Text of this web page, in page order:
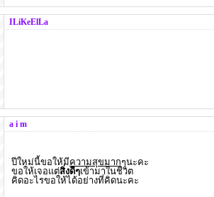
ILiKeElLa
a i m
ปีใหม่นี้ขอให้มีความสุขมากๆนะคะ
ขอให้เจอแต่สิ่งดีๆเข้ามาในชีวิต
คิดอะไรขอให้ได้อย่างที่คิดนะคะ